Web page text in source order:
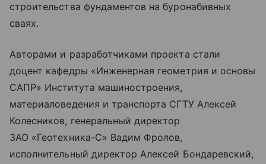
строительства фундаментов на буронабивных
сваях.
Авторами и разработчиками проекта стали
доцент кафедры «Инженерная геометрия и основы
САПР» Института машиностроения,
материаловедения и транспорта СГТУ Алексей
Колесников, генеральный директор
ЗАО «Геотехника-С» Вадим Фролов,
исполнительный директор Алексей Бондаревский,